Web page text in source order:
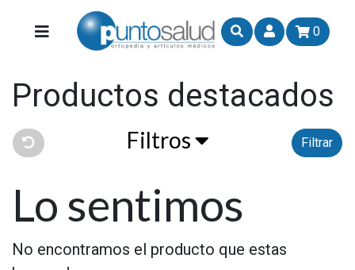
0
Productos destacados
Filtros Filtrar
Lo sentimos
No encontramos el producto que estas